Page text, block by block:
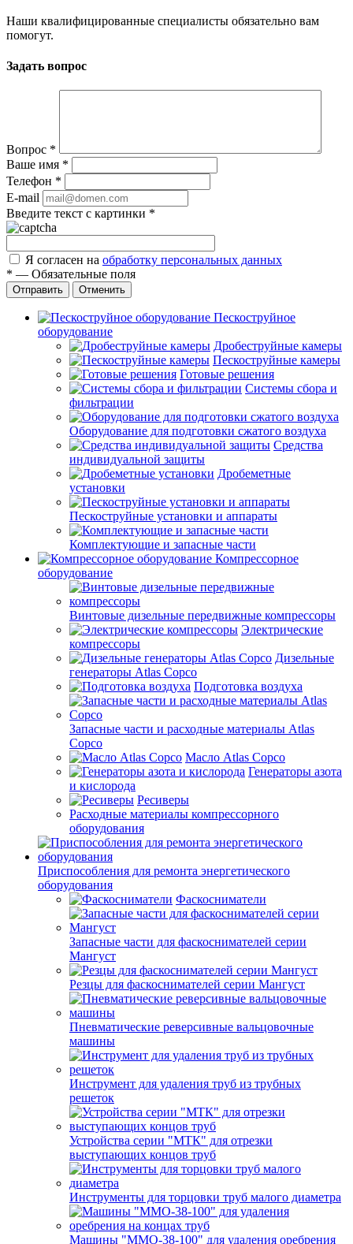
Наши квалифицированные специалисты обязательно вам
помогут.
Задать вопрос
Вопрос *
Ваше имя *
Телефон *
E-mail
Введите текст с картинки *
Я согласен на обработку персональных данных
* — Обязательные поля
Отправить Отменить
Пескоструйное
оборудование
Дробеструйные камеры
Пескоструйные камеры
Готовые решения
Системы сбора и
фильтрации
Оборудование для подготовки сжатого воздуха
Средства
индивидуальной защиты
Дробеметные
установки
Пескоструйные установки и аппараты
Комплектующие и запасные части
Компрессорное
оборудование
Винтовые дизельные передвижные компрессоры
Электрические
компрессоры
Дизельные
генераторы Atlas Copco
Подготовка воздуха
Запасные части и расходные материалы Atlas
Copco
Масло Atlas Copco
Генераторы азота
и кислорода
Ресиверы
Расходные материалы компрессорного
оборудования
Приспособления для ремонта энергетического
оборудования
Фаскосниматели
Запасные части для фаскоснимателей серии
Мангуст
Резцы для фаскоснимателей серии Мангуст
Пневматические реверсивные вальцовочные
машины
Инструмент для удаления труб из трубных
решеток
Устройства серии "МТК" для отрезки
выступающих концов труб
Инструменты для торцовки труб малого диаметра
Машины "ММО-38-100" для удаления оребрения